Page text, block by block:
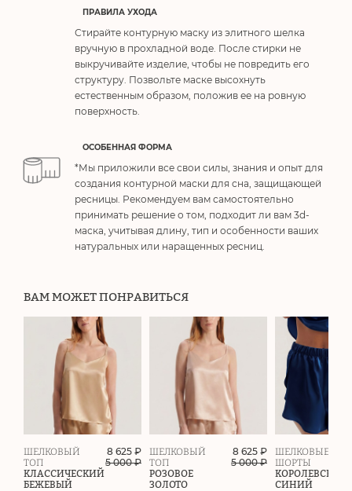
ПРАВИЛА УХОДА
Стирайте контурную маску из элитного шелка
вручную в прохладной воде. После стирки не
выкручивайте изделие, чтобы не повредить его
структуру. Позвольте маске высохнуть
естественным образом, положив ее на ровную
поверхность.
ОСОБЕННАЯ ФОРМА
*Мы приложили все свои силы, знания и опыт для
создания контурной маски для сна, защищающей
ресницы. Рекомендуем вам самостоятельно
принимать решение о том, подходит ли вам 3d-
маска, учитывая длину, тип и особенности ваших
натуральных или наращенных ресниц.
ВАМ МОЖЕТ ПОНРАВИТЬСЯ
ШЕЛКОВЫЙ
ТОП
КЛАССИЧЕСКИЙ
БЕЖЕВЫЙ
8 625 ₽
5 000₽
ШЕЛКОВЫЙ
ТОП
РОЗОВОЕ
ЗОЛОТО
8 625 ₽
5 000₽
ШЕЛКОВЫЕ
ШОРТЫ
КОРОЛЕВСКИЙ
СИНИЙ